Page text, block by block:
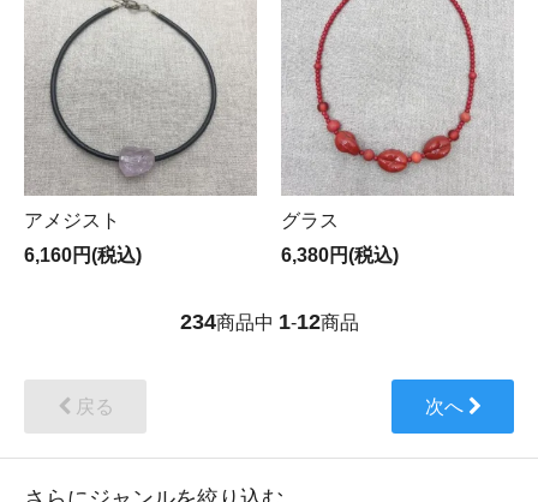
アメジスト
6,160円(税込)
グラス
6,380円(税込)
234商品中 1-12商品
戻る 次へ